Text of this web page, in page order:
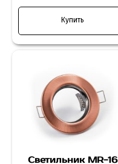
Купить
Светильник MR-16